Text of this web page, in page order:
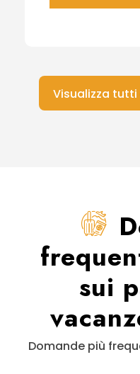
Visualizza
sui
Domande più